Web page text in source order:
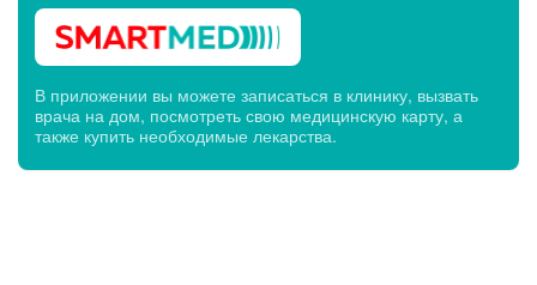
В приложении вы можете записаться в клинику, вызвать
врача на дом, посмотреть свою медицинскую карту, а
также купить необходимые лекарства.